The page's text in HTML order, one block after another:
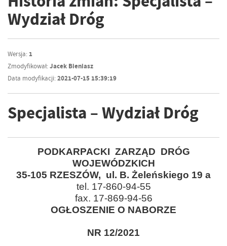
Wydział Dróg
Wersja: 1
Zmodyfikował:Jacek Bieniasz
Data modyfikacji:2021-07-15 15:39:19
Specjalista – Wydział Dróg
PODKARPACKI ZARZĄD DRÓG
WOJEWÓDZKICH
35-105 RZESZÓW, ul. B. Żeleńskiego 19 a
tel. 17-860-94-55
fax. 17-869-94-56
OGŁOSZENIE O NABORZE
NR 12/2021